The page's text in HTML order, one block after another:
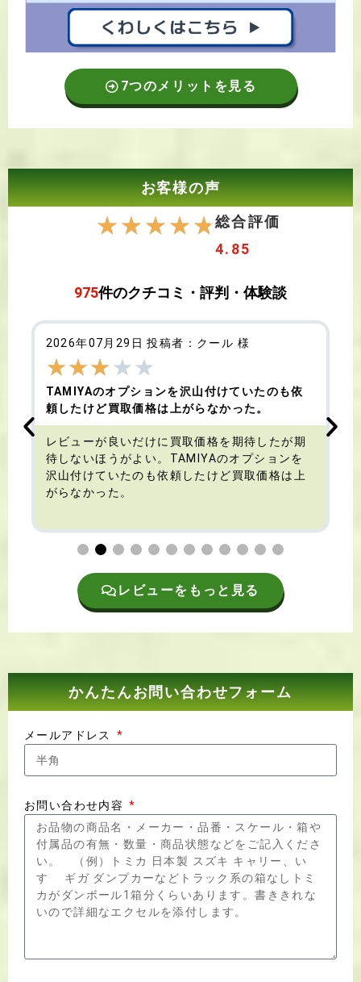
7つのメリットを見る
お客様の声
☆☆☆☆☆総合評価
4.85
975件のクチコミ・評判・体験談
2026年07月29日 投稿者：クール 様
★★★ ★★
TAMIYAのオプションを沢山付けていたのも依
頼したけど買取価格は上がらなかった。
レビューが良いだけに買取価格を期待したが期
待しないほうがよい。TAMIYAのオプションを
沢山付けていたのも依頼したけど買取価格は上
がらなかった。
レビューをもっと見る
かんたんお問い合わせフォーム
メールアドレス
お問い合わせ内容